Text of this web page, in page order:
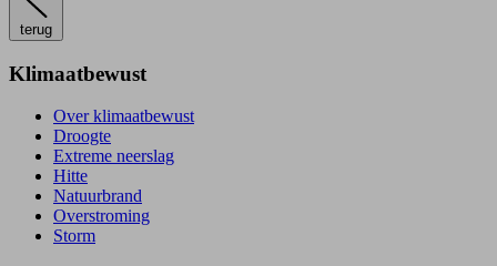
terug
Klimaatbewust
Over klimaatbewust
Droogte
Extreme neerslag
Hitte
Natuurbrand
Overstroming
Storm